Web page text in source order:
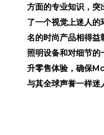
方面的专业知识，突
了一个视觉上迷人
名的时尚产品相得益
照明设备和对细节的
升零售体验，确保
与其全球声誉一样迷